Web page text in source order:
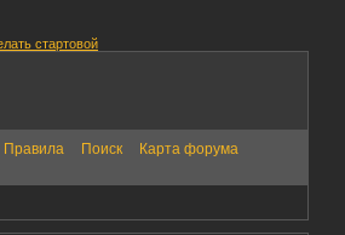
стартовой
Правила Поиск
Карта форума